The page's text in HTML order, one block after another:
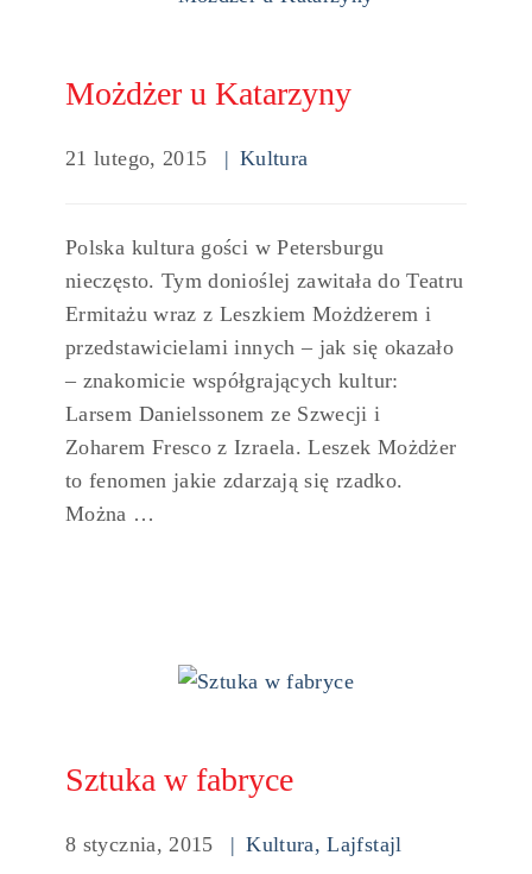
Możdżer u Katarzyny
21 lutego, 2015 Kultura
Polska kultura gości w Petersburgu
nieczęsto. Tym donioślej zawitała do Teatru
Ermitażu wraz z Leszkiem Możdżerem i
przedstawicielami innych – jak się okazało
– znakomicie współgrających kultur:
Larsem Danielssonem ze Szwecji i
Zoharem Fresco z Izraela. Leszek Możdżer
to fenomen jakie zdarzają się rzadko.
Można …
Sztuka w fabryce
8 stycznia, 2015 Kultura,Lajfstajl